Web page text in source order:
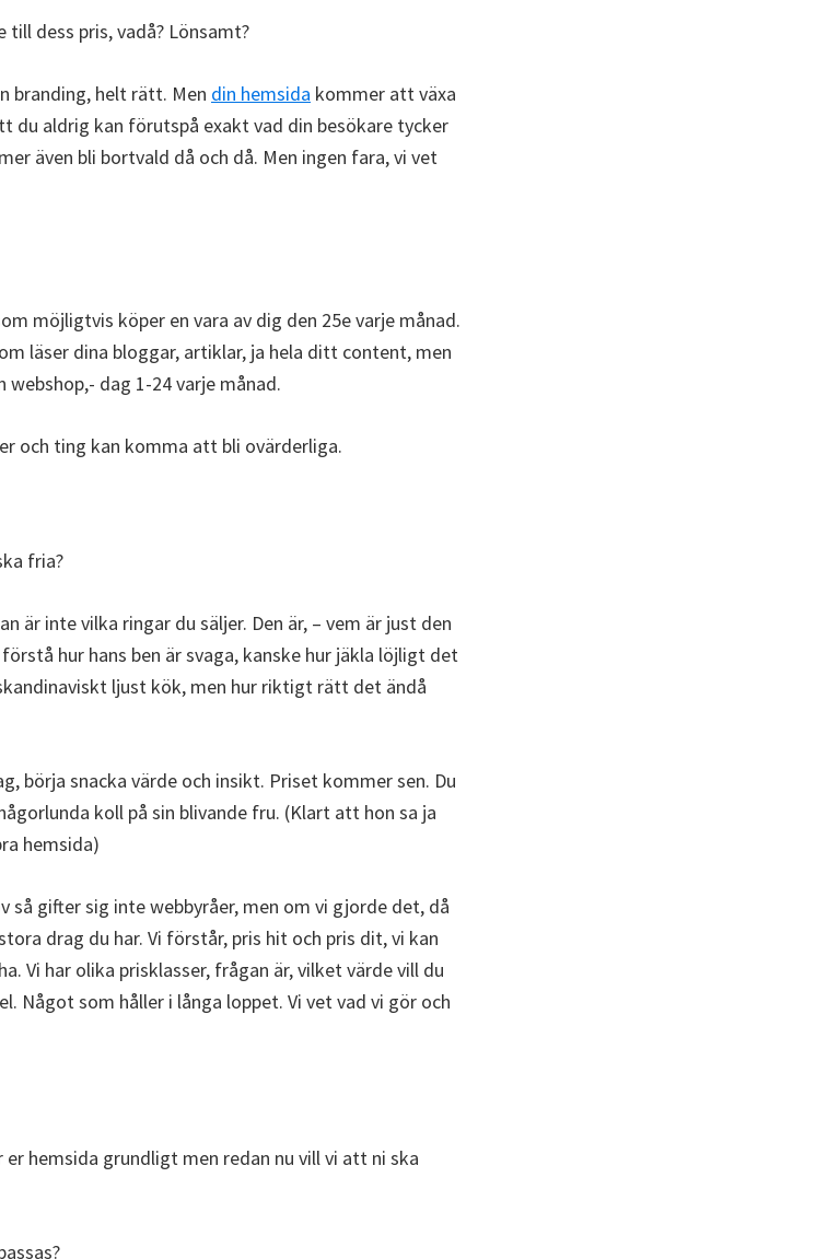
till dess pris, vadå? Lönsamt?
branding, helt rätt. Men din hemsida kommer att växa
du aldrig kan förutspå exakt vad din besökare tycker
även bli bortvald då och då. Men ingen fara, vi vet
möjligtvis köper en vara av dig den 25e varje månad.
läser dina bloggar, artiklar, ja hela ditt content, men
dag 1-24 varje månad.
och ting kan komma att bli ovärderliga.
fria?
är inte vilka ringar du säljer. Den är, – vem är just den
hur hans ben är svaga, kanske hur jäkla löjligt det
ljust kök, men hur riktigt rätt det ändå
börja snacka värde och insikt. Priset kommer sen. Du
koll på sin blivande fru. (Klart att hon sa ja
hemsida)
så gifter sig inte webbyråer, men om vi gjorde det, då
drag du har. Vi förstår, pris hit och pris dit, vi kan
Vi har olika prisklasser, frågan är, vilket värde vill du
Något som håller i långa loppet. Vi vet vad vi gör och
hemsida grundligt men redan nu vill vi att ni ska